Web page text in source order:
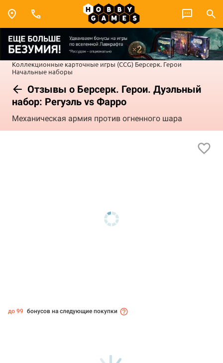
Коллекционные карточные игры (CCG) Берсерк. Герои
Начальные наборы
Отзывы о Берсерк. Герои. Дуэльный
набор: Регуэль vs Фарро
Механическая армия против огненного шара
до 99 бонусов на следующие покупки